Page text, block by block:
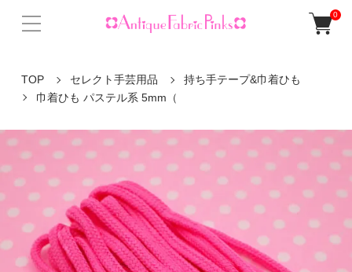
0
TOP セレクト手芸用品
持ち手テープ&巾着ひも
巾着ひも パステル系 5mm（